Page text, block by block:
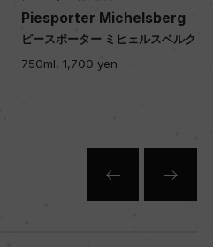
Piesporter Michelsberg
ピースポーター ミヒェルスベルク
750ml, 1,700 yen